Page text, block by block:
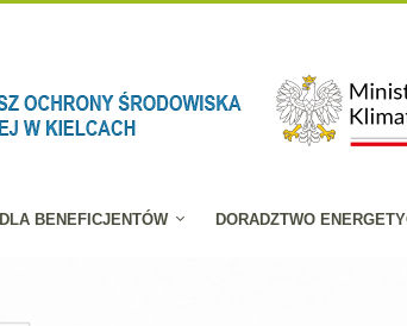
DLA BENEFICJENTÓW DORADZTWO